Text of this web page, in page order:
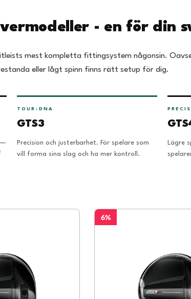
- en för din
mest kompletta fittingsystem någonsin.
eller lågt spinn finns rätt setup för dig.
—
TOUR-DNA
GTS3
Precision och justerbarhet. För spelare som
vill forma sina slag och ha mer kontroll.
Lägre
6